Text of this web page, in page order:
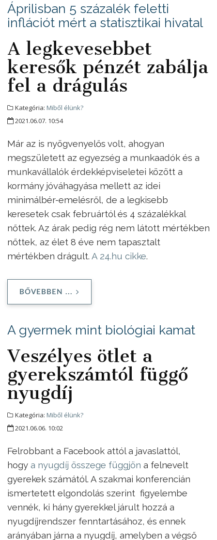
Áprilisban 5 százalék feletti
inflációt mért a statisztikai hivatal
A legkevesebbet
keresők pénzét zabálja
fel a drágulás
Kategória: Miből élünk?
2021.06.07. 10:54
Már az is nyögvenyelős volt, ahogyan
megszületett az egyezség a munkaadók és a
munkavállalók érdekképviseletei között a
kormány jóváhagyása mellett az idei
minimálbér-emelésről, de a legkisebb
keresetek csak februártól és 4 százalékkal
nőttek. Az árak pedig rég nem látott mértékben
nőttek, az élet 8 éve nem tapasztalt
mértékben drágult. A 24.hu cikke.
BŐVEBBEN ...
A gyermek mint biológiai kamat
Veszélyes ötlet a
gyerekszámtól függő
nyugdíj
Kategória: Miből élünk?
2021.06.06. 10:02
Felrobbant a Facebook attól a javaslattól,
hogy a nyugdíj összege függjön a felnevelt
gyerekek számától. A szakmai konferencián
ismertetett elgondolás szerint figyelembe
vennék, ki hány gyerekkel járult hozzá a
nyugdíjrendszer fenntartásához, és ennek
arányában járna a nyugdíj, amelyben a végső